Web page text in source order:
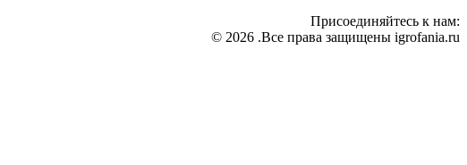
Присоединяйтесь к нам:
© 2026 .Все права защищены igrofania.ru